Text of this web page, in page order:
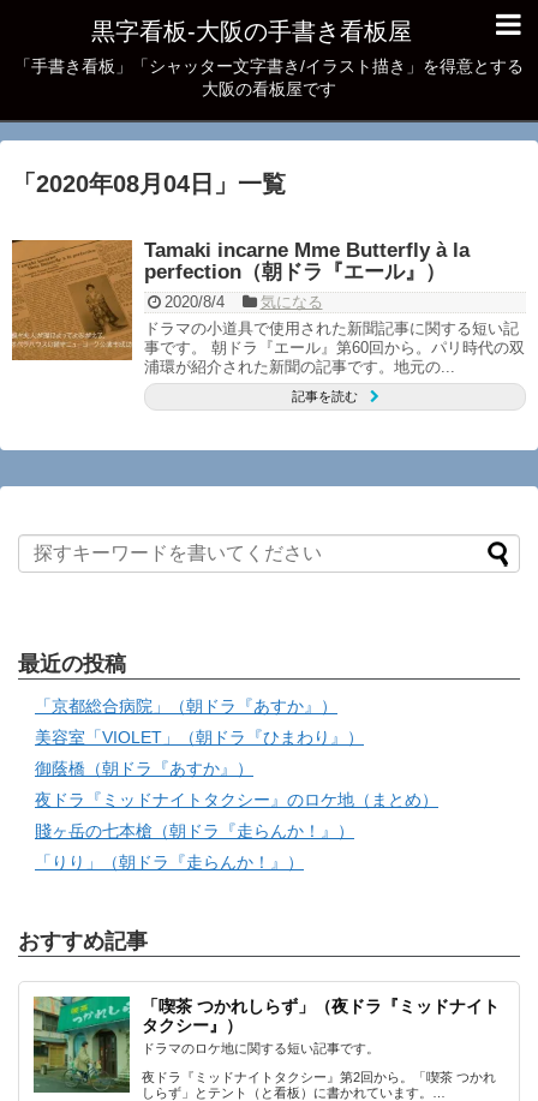
黒字看板‐大阪の手書き看板屋
「手書き看板」「シャッター文字書き/イラスト描き」を得意とする
大阪の看板屋です
「 2020年08月04日 」 一覧
Tamaki incarne Mme Butterfly à la
perfection（朝ドラ『エール』）
2020/8/4
気になる
ドラマの小道具で使用された新聞記事に関する短い記
事です。 朝ドラ『エール』第60回から。パリ時代の双
浦環が紹介された新聞の記事です。地元の...
記事を読む
最近の投稿
「京都総合病院」（朝ドラ『あすか』）
美容室「VIOLET」（朝ドラ『ひまわり』）
御蔭橋（朝ドラ『あすか』）
夜ドラ『ミッドナイトタクシー』のロケ地（まとめ）
賤ヶ岳の七本槍（朝ドラ『走らんか！』）
「りり」（朝ドラ『走らんか！』）
おすすめ記事
「喫茶 つかれしらず」（夜ドラ『ミッドナイト
タクシー』）
ドラマのロケ地に関する短い記事です。
夜ドラ『ミッドナイトタクシー』第2回から。「喫茶 つかれ
しらず」とテント（と看板）に書かれています。…